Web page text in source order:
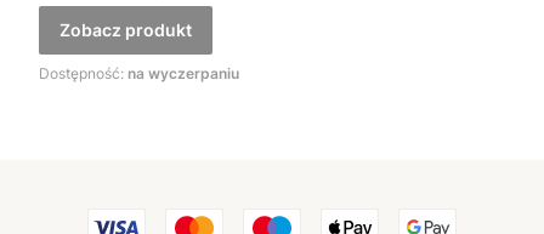
Zobacz produkt
Dostępność: na wyczerpaniu